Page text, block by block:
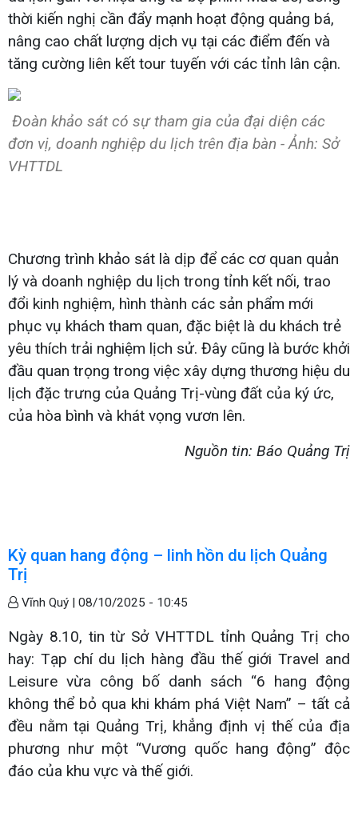
thời kiến nghị cần đẩy mạnh hoạt động quảng bá,
nâng cao chất lượng dịch vụ tại các điểm đến và
tăng cường liên kết tour tuyến với các tỉnh lân cận.
Đoàn khảo sát có sự tham gia của đại diện các
đơn vị, doanh nghiệp du lịch trên địa bàn - Ảnh: Sở
VHTTDL
Chương trình khảo sát là dịp để các cơ quan quản
lý và doanh nghiệp du lịch trong tỉnh kết nối, trao
đổi kinh nghiệm, hình thành các sản phẩm mới
phục vụ khách tham quan, đặc biệt là du khách trẻ
yêu thích trải nghiệm lịch sử. Đây cũng là bước khởi
đầu quan trọng trong việc xây dựng thương hiệu du
lịch đặc trưng của Quảng Trị-vùng đất của ký ức,
của hòa bình và khát vọng vươn lên.
Nguồn tin: Báo Quảng Trị
Kỳ quan hang động – linh hồn du lịch Quảng
Trị
Vĩnh Quý | 08/10/2025 - 10:45
Ngày 8.10, tin từ Sở VHTTDL tỉnh Quảng Trị cho
hay: Tạp chí du lịch hàng đầu thế giới Travel and
Leisure vừa công bố danh sách “6 hang động
không thể bỏ qua khi khám phá Việt Nam” – tất cả
đều nằm tại Quảng Trị, khẳng định vị thế của địa
phương như một “Vương quốc hang động” độc
đáo của khu vực và thế giới.